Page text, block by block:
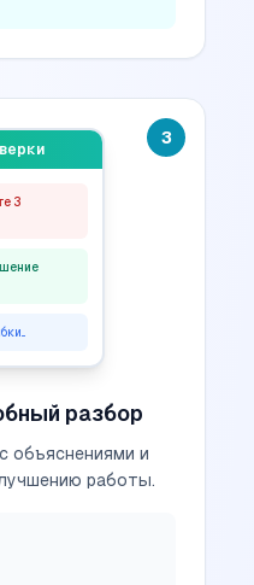
3
3
разбор
объяснениями и
работы.